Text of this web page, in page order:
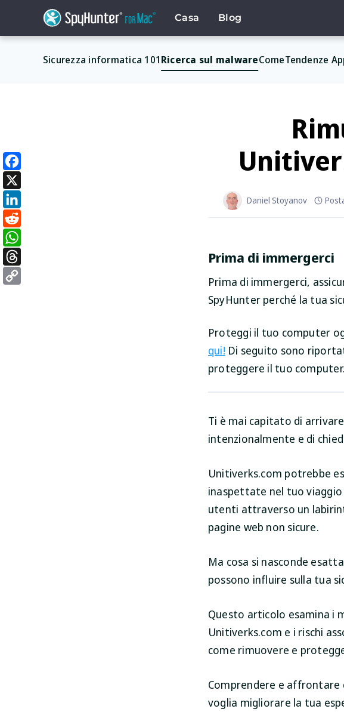
Casa Blog
Sicurezza informatica 101Ricerca sul malwareComeTendenze
Daniel Stoyanov
Prima di immergerci
Prima di immergerci,
SpyHunter perché la tua
Proteggi il tuo computer
qui! Di seguito sono
proteggere il tuo computer.
Ti è mai capitato di
intenzionalmente e di
Unitiverks.com potrebbe
inaspettate nel tuo
utenti attraverso un
pagine web non sicure.
Ma cosa si nasconde
possono influire sulla tua
Questo articolo esamina i
Unitiverks.com e i rischi
come rimuovere e
Comprendere e affrontare
voglia migliorare la tua
Facebook
X
LinkedIn
Reddit
WhatsApp
Threads